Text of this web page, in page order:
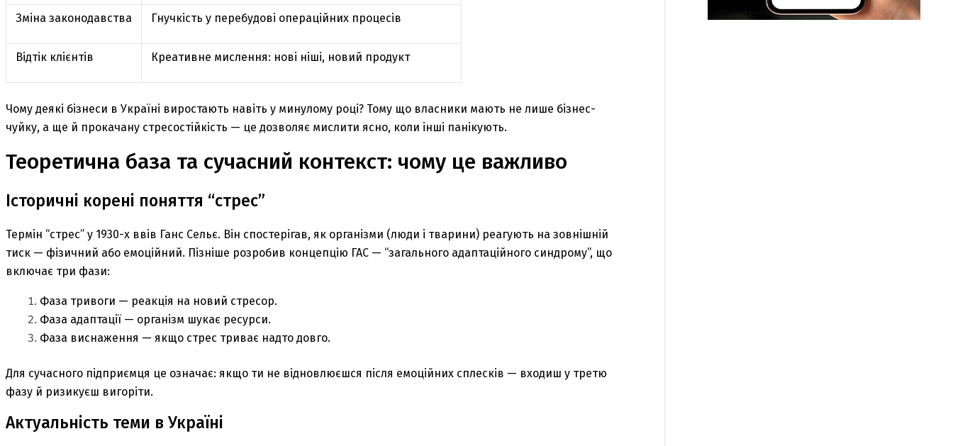
Зміна законодавства Гнучкість у перебудові операційних процесів
Відтік клієнтів Креативне мислення: нові ніші, новий продукт
Чому деякі бізнеси в Україні виростають навіть у минулому році? Тому що власники мають не лише бізнес-
чуйку, а ще й прокачану стресостійкість — це дозволяє мислити ясно, коли інші панікують.
Теоретична база та сучасний контекст: чому це важливо
Історичні корені поняття “стрес”
Термін “стрес” у 1930-х ввів Ганс Сельє. Він спостерігав, як організми (люди і тварини) реагують на зовнішній
тиск — фізичний або емоційний. Пізніше розробив концепцію ГАС — “загального адаптаційного синдрому”, що
включає три фази:
Фаза тривоги — реакція на новий стресор.
Фаза адаптації — організм шукає ресурси.
Фаза виснаження — якщо стрес триває надто довго.
Для сучасного підприємця це означає: якщо ти не відновлюєшся після емоційних сплесків — входиш у третю
фазу й ризикуєш вигоріти.
Актуальність теми в Україні